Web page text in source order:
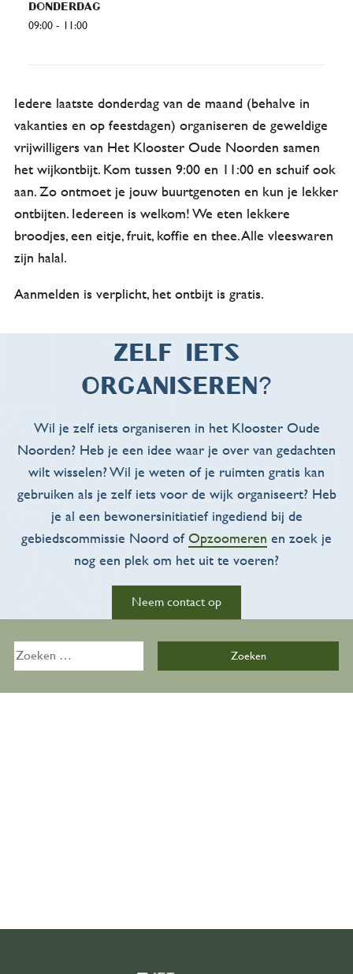
Donderdag
09:00 - 11:00
Iedere laatste donderdag van de maand (behalve in
vakanties en op feestdagen) organiseren de geweldige
vrijwilligers van Het Klooster Oude Noorden samen
het wijkontbijt. Kom tussen 9:00 en 11:00 en schuif ook
aan. Zo ontmoet je jouw buurtgenoten en kun je lekker
ontbijten. Iedereen is welkom! We eten lekkere
broodjes, een eitje, fruit, koffie en thee. Alle vleeswaren
zijn halal.
Aanmelden is verplicht, het ontbijt is gratis.
Zelf iets
organiseren?
Wil je zelf iets organiseren in het Klooster Oude
Noorden? Heb je een idee waar je over van gedachten
wilt wisselen? Wil je weten of je ruimten gratis kan
gebruiken als je zelf iets voor de wijk organiseert? Heb
je al een bewonersinitiatief ingediend bij de
gebiedscommissie Noord ofOpzoomeren en zoek je
nog een plek om het uit te voeren?
Neem contact op
Activiteiten
Overzicht
Zalen
Zoeken
naar: